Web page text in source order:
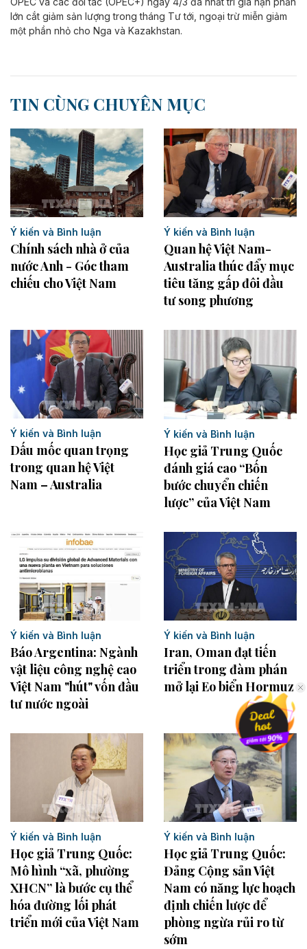
lớn cắt giảm sản lượng trong tháng Tư tới, ngoại trừ miễn giảm
một phần nhỏ cho Nga và Kazakhstan.
TIN CÙNG CHUYÊN MỤC
Ý kiến và Bình luận
Chính sách nhà ở của
nước Anh - Góc tham
chiếu cho Việt Nam
Ý kiến và Bình luận
Quan hệ Việt Nam-
Australia thúc đẩy mục
tiêu tăng gấp đôi đầu
tư song phương
Ý kiến và Bình luận
Dấu mốc quan trọng
trong quan hệ Việt
Nam – Australia
Ý kiến và Bình luận
Học giả Trung Quốc
đánh giá cao “Bốn
bước chuyển chiến
lược” của Việt Nam
Ý kiến và Bình luận
Báo Argentina: Ngành
vật liệu công nghệ cao
Việt Nam "hút" vốn đầu
tư nước ngoài
Ý kiến và Bình luận
Iran, Oman đạt tiến
triển trong đàm phán
mở lại Eo biển Hormuz
Ý kiến và Bình luận
Học giả Trung Quốc:
Mô hình “xã, phường
XHCN” là bước cụ thể
hóa đường lối phát
triển mới của Việt Nam
Ý kiến và Bình luận
Học giả Trung Quốc:
Đảng Cộng sản Việt
Nam có năng lực hoạch
định chiến lược để
phòng ngừa rủi ro từ
sớm